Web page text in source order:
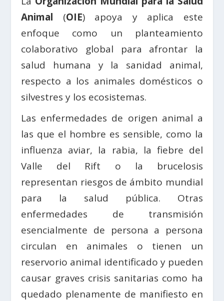
Animal (OIE) apoya y aplica este
enfoque como un planteamiento
colaborativo global para afrontar la
salud humana y la sanidad animal,
respecto a los animales domésticos o
silvestres y los ecosistemas.
Las enfermedades de origen animal a
las que el hombre es sensible, como la
influenza aviar, la rabia, la fiebre del
Valle del Rift o la brucelosis
representan riesgos de ámbito mundial
para la salud pública. Otras
enfermedades de transmisión
esencialmente de persona a persona
circulan en animales o tienen un
reservorio animal identificado y pueden
causar graves crisis sanitarias como ha
quedado plenamente de manifiesto en